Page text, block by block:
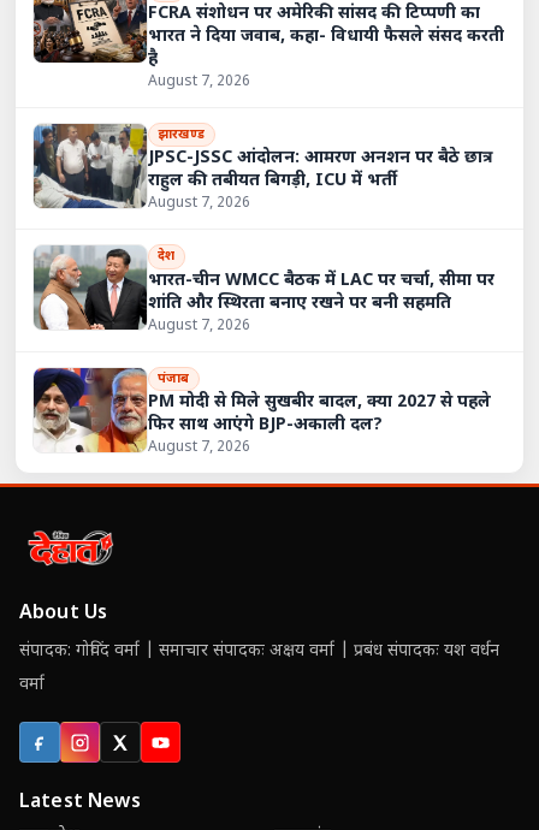
FCRA संशोधन पर अमेरिकी सांसद की टिप्पणी का
भारत ने दिया जवाब, कहा- विधायी फैसले संसद करती
है
August 7, 2026
झारखण्ड
JPSC-JSSC आंदोलन: आमरण अनशन पर बैठे छात्र
राहुल की तबीयत बिगड़ी, ICU में भर्ती
August 7, 2026
देश
भारत-चीन WMCC बैठक में LAC पर चर्चा, सीमा पर
शांति और स्थिरता बनाए रखने पर बनी सहमति
August 7, 2026
पंजाब
PM मोदी से मिले सुखबीर बादल, क्या 2027 से पहले
फिर साथ आएंगे BJP-अकाली दल?
August 7, 2026
About Us
संपादक: गोविंद वर्मा | समाचार संपादकः अक्षय वर्मा | प्रबंध संपादकः यश वर्धन
वर्मा
FacebookInstagram
X (Twitter)
YouTube
Latest News